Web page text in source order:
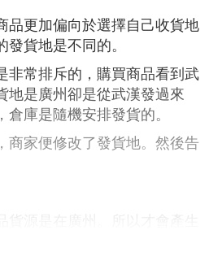
品更加偏向於選擇自己收貨地
貨地是不同的。
非常排斥的，購買商品看到武
地是廣州卻是從武漢發過來
庫是隨機安排發貨的。
商家便修改了發貨地。然後告
好客服即可。